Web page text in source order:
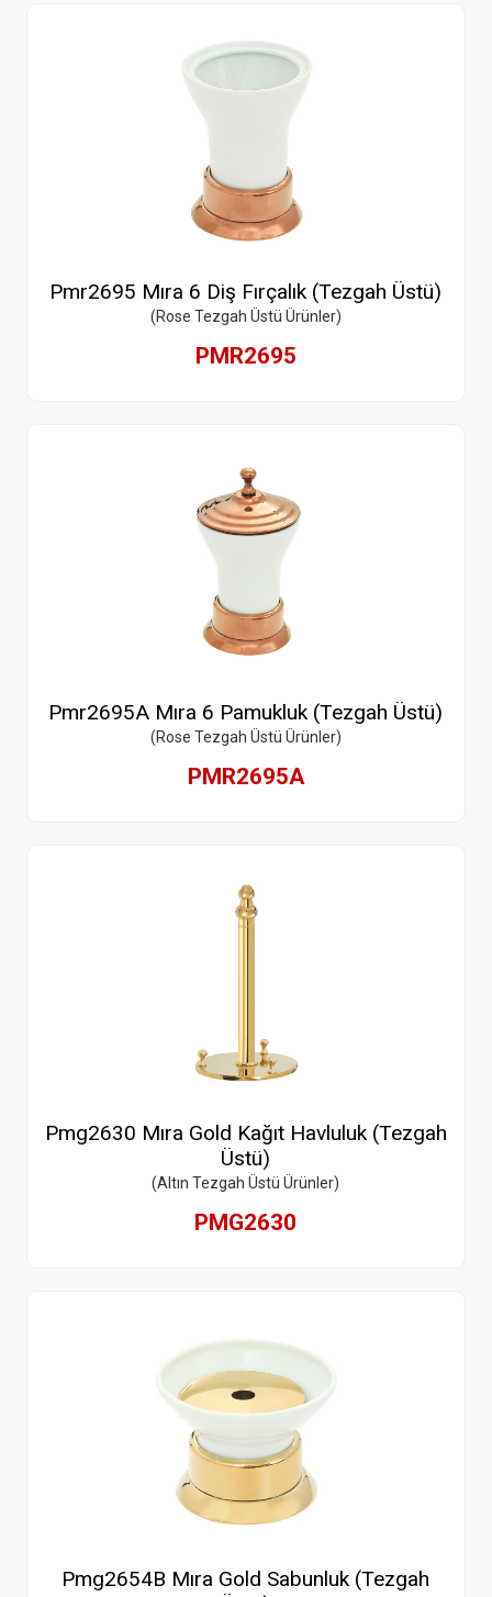
Pmr2695 Mıra 6 Diş Fırçalık (Tezgah Üstü)
(Rose Tezgah Üstü Ürünler)
PMR2695
Pmr2695A Mıra 6 Pamukluk (Tezgah Üstü)
(Rose Tezgah Üstü Ürünler)
PMR2695A
Pmg2630 Mıra Gold Kağıt Havluluk (Tezgah
Üstü)
(Altın Tezgah Üstü Ürünler)
PMG2630
Pmg2654B Mıra Gold Sabunluk (Tezgah